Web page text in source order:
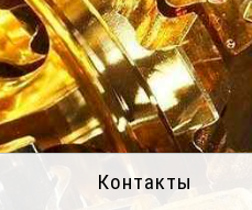
Контакты